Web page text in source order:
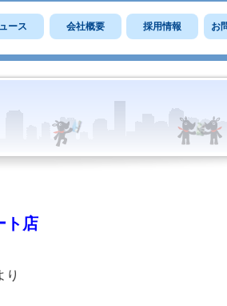
ース 会社概要 採用情報 お
ト店
り